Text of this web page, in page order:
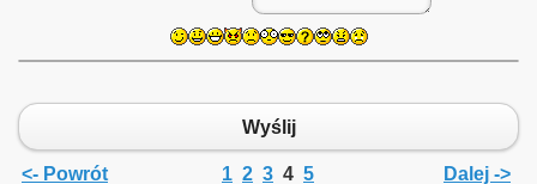
Wyślij
<- Powrót 1 2 3 4 5
Dalej ->
Śląska - Kamieniec Ząbkowicki - Nysa oraz Nysa